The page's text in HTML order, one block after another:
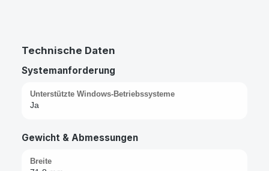
Technische Daten
Systemanforderung
Unterstützte Windows-Betriebssysteme
Ja
Gewicht & Abmessungen
Breite